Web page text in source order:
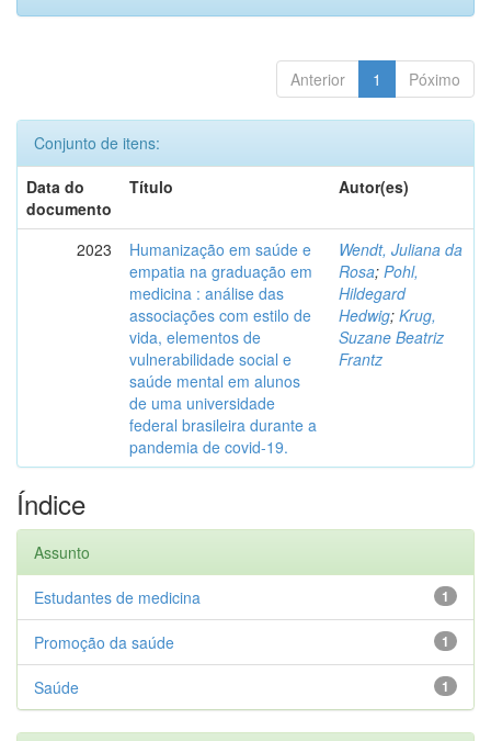
Anterior 1 Póximo
Conjunto de itens:
Data do
documento
Título Autor(es)
2023
Humanização em saúde e
empatia na graduação em
medicina : análise das
associações com estilo de
vida, elementos de
vulnerabilidade social e
saúde mental em alunos
de uma universidade
federal brasileira durante a
pandemia de covid-19.
Wendt, Juliana da
Rosa; Pohl,
Hildegard
Hedwig; Krug,
Suzane Beatriz
Frantz
Índice
Assunto
1
Estudantes de medicina
1
Promoção da saúde
1
Saúde